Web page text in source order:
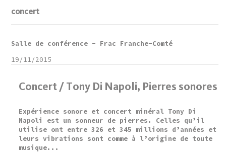
concert
Concert / Tony Di Napoli, Pierres sonores
Expérience sonore et concert minéral Tony Di
Napoli est un sonneur de pierres. Celles qu’il
utilise ont entre 326 et 345 millions d’années et
leurs vibrations sont comme à l’origine de toute
musique...
Salle de conférence - Frac Franche-Comté
19/11/2015